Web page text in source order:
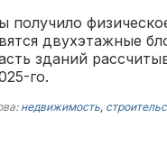
получило
двухэтажные
зданий
го.
недвижимость,